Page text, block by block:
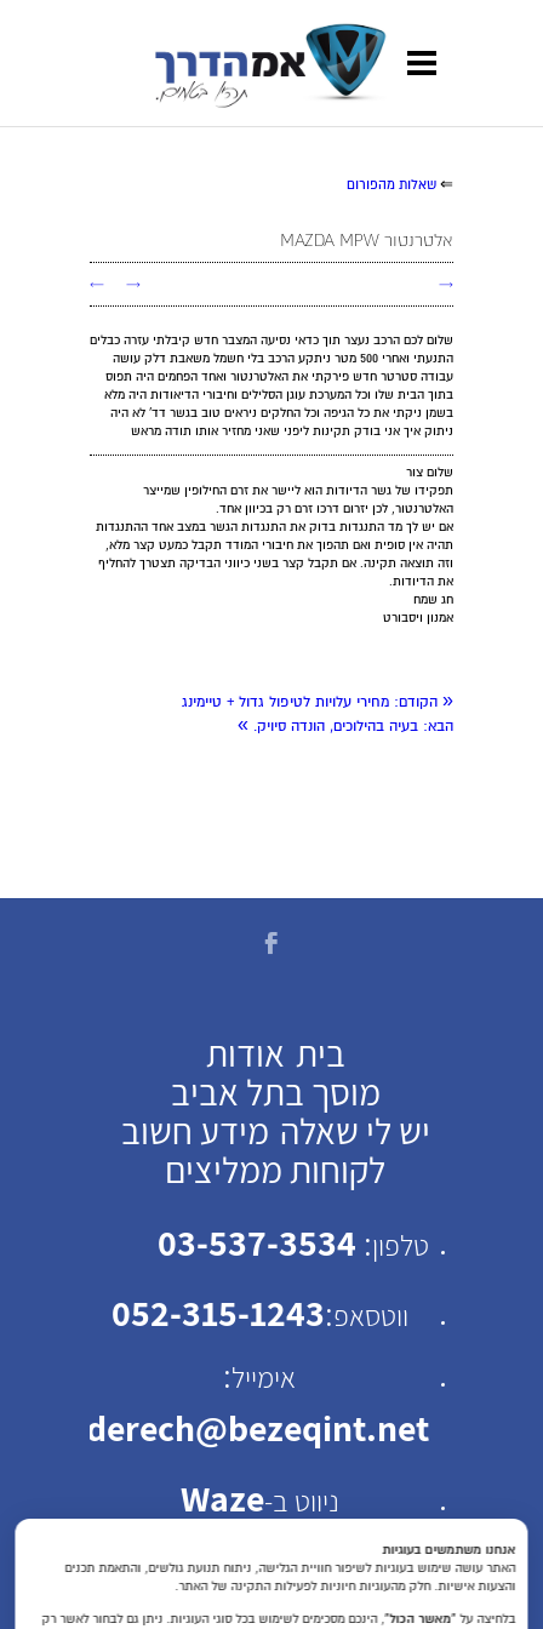
⇐ שאלות מהפורום
אלטרנטור MAZDA MPW
→
→
←
שלום לכם הרכב נעצר תוך כדאי נסיעה המצבר חדש קיבלתי עזרה כבלים
התנעתי ואחרי 500 מטר ניתקע הרכב בלי חשמל משאבת דלק עושה
עבודה סטרטר חדש פירקתי את האלטרנטור ואחד הפחמים היה תפוס
בתוך הבית שלו וכל המערכת עוגן הסלילים וחיבורי הדיאודות היה מלא
בשמן ניקתי את כל הגיפה וכל החלקים ניראים טוב בגשר דד' לא היה
ניתוק איך אני בודק תקינות ליפני שאני מחזיר אותו תודה מראש
שלום צור
תפקידו של גשר הדיודות הוא ליישר את זרם החילופין שמייצר
האלטרנטור, לכן יזרום דרכו זרם רק בכיוון אחד.
אם יש לך מד התנגדות בדוק את התנגדות הגשר במצב אחד ההתנגדות
תהיה אין סופית ואם תהפוך את חיבורי המודד תקבל כמעט קצר מלא,
וזה תוצאה תקינה. אם תקבל קצר בשני כיווני הבדיקה תצטרך להחליף
את הדיודות.
חג שמח
אמנון ויסבורט
« הקודם: מחירי עלויות לטיפול גדול + טיימינג
הבא: בעיה בהילוכים, הונדה סיויק. »
בית אודות
מוסך בתל אביב
יש לי שאלה מידע חשוב
לקוחות ממליצים
טלפון:
03-537-3534
ווטסאפ:
052-315-1243
אימייל:
ניווט ב-Waze
כתובת: רחוב ישראל ב"ק
30 תל אביב
אנחנו משתמשים בעוגיות
האתר עושה שימוש בעוגיות לשיפור חוויית הגלישה, ניתוח תנועת גולשים, והתאמת תכנים
והצעות אישיות. חלק מהעוגיות חיוניות לפעילות התקינה של האתר.
בלחיצה על “מאשר הכול”, הינכם מסכימים לשימוש בכל סוגי העוגיות. ניתן גם לבחור לאשר רק